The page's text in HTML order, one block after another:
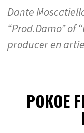
Dante
“Prod.Damo” of
producer en
POKOE